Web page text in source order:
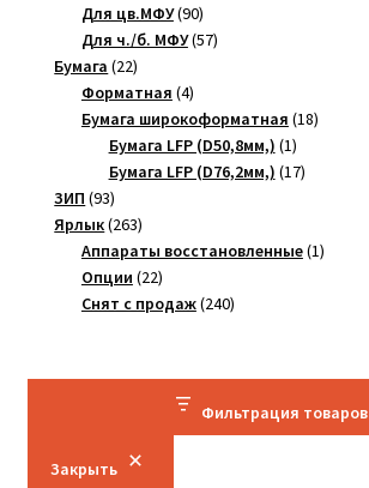
Для цв.МФУ 9090
товаров
Для ч./б. МФУ 5757
Бумага 2222
товара
Форматная 44
товара
Бумага широкоформатная 1818
Бумага LFP (D50,8мм,) 11
товар
Бумага LFP (D76,2мм,) 1717
ЗИП 9393
товара
Ярлык 263263
товара
Аппараты восстановленные 11
Опции 2222
товара
Снят с продаж 240240
Фильтрация товаров
Закрыть